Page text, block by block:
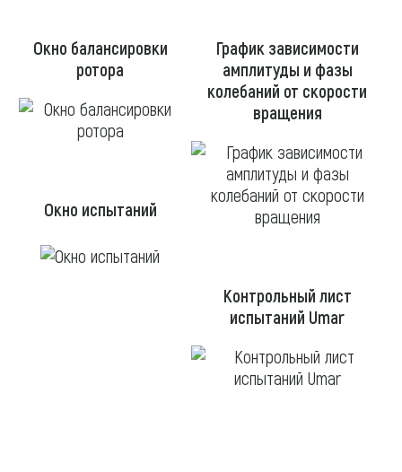
Окно балансировки
ротора
Окно испытаний
График зависимости
амплитуды и фазы
колебаний от скорости
вращения
Контрольный лист
испытаний Umar